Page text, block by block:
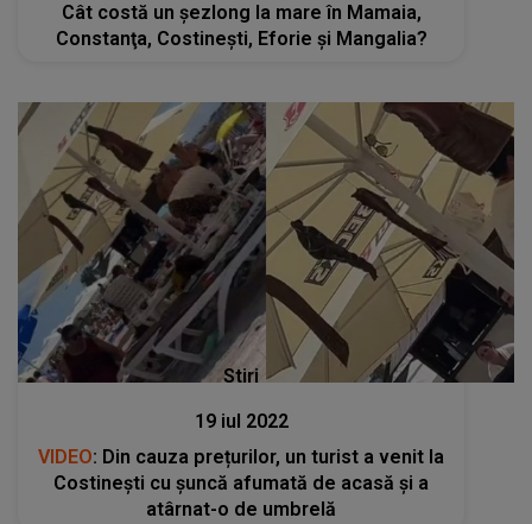
Cât costă un şezlong la mare în Mamaia,
Constanţa, Costineşti, Eforie şi Mangalia?
Stiri
19 iul 2022
VIDEO: Din cauza prețurilor, un turist a venit la
Costinești cu șuncă afumată de acasă și a
atârnat-o de umbrelă